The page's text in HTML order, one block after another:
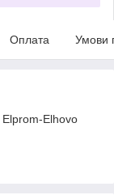
Оплата Умови
Elprom-Elhovo